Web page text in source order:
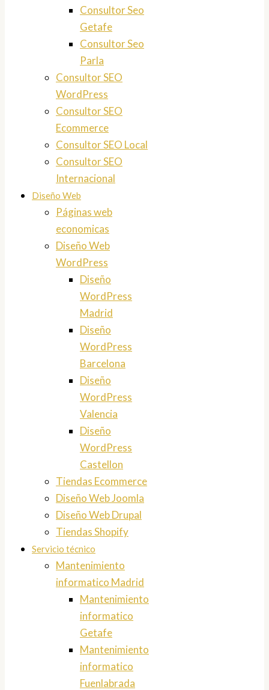
Consultor Seo
Getafe
Consultor Seo
Parla
Consultor SEO
WordPress
Consultor SEO
Ecommerce
Consultor SEO Local
Consultor SEO
Internacional
Diseño Web
Páginas web
economicas
Diseño Web
WordPress
Diseño
WordPress
Madrid
Diseño
WordPress
Barcelona
Diseño
WordPress
Valencia
Diseño
WordPress
Castellon
Tiendas Ecommerce
Diseño Web Joomla
Diseño Web Drupal
Tiendas Shopify
Servicio técnico
Mantenimiento
informatico Madrid
Mantenimiento
informatico
Getafe
Mantenimiento
informatico
Fuenlabrada